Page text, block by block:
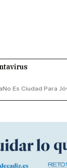
No Es Ciudad Para